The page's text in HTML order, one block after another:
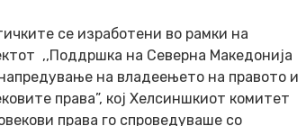
се изработени во рамки на
,,Поддршка на Северна Македонија
на владеењето на правото и
права”, кој Хелсиншкиот комитет
права го спроведуваше со